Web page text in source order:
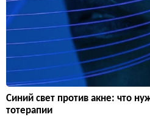
Синий свет против акне: что
тотерапии